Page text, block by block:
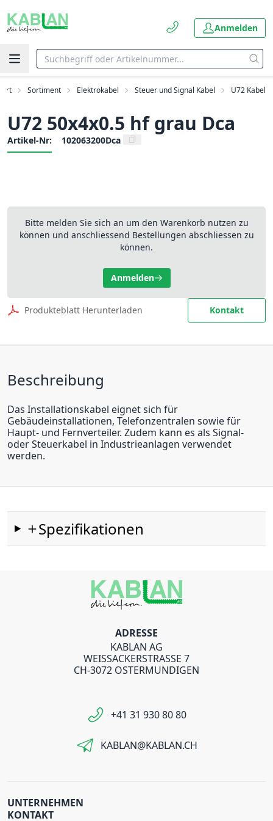
Anmelden
Sortiment Elektrokabel Steuer und Signal Kabel U72 Kabel
U72 50x4x0.5 hf grau Dca
Artikel-Nr: 102063200Dca
Bitte melden Sie sich an um den Warenkorb nutzen zu
können und anschliessend Bestellungen abschliessen zu
können.
Anmelden
Produkteblatt Herunterladen Kontakt
Beschreibung
Das Installationskabel eignet sich für
Gebäudeinstallationen, Telefonzentralen sowie für
Haupt- und Fernverteiler. Zudem kann es als Signal-
oder Steuerkabel in Industrieanlagen verwendet
werden.
Spezifikationen
ADRESSE
KABLAN AG
WEISSACKERSTRASSE 7
CH-3072 OSTERMUNDIGEN
+41 31 930 80 80
KABLAN@KABLAN.CH
UNTERNEHMEN
KONTAKT